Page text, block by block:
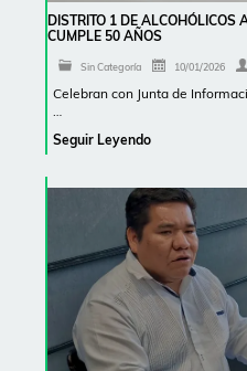
DISTRITO 1 DE ALCOHÓLICOS
CUMPLE 50 AÑOS
Sin Categoría 10/01/2026
Celebran con Junta de
Seguir Leyendo